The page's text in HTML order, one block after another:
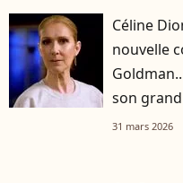
Céline
nouvelle
son
31 mars 2026